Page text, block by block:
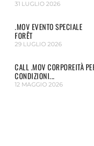
31 LUGLIO 2026
.MOV EVENTO SPECIALE
FORÊT
29 LUGLIO 2026
CALL .MOV CORPOREITÀ
CONDIZIONI...
12 MAGGIO 2026